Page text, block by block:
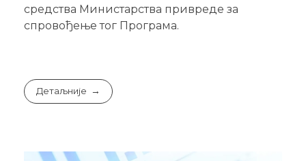
средства Министарства привреде за
спровођење тог Програма.
Детаљније